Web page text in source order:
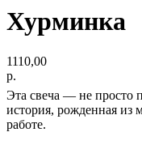
Хурминка
1110,00
р.
Эта свеча — не просто
история, рожденная из
работе.